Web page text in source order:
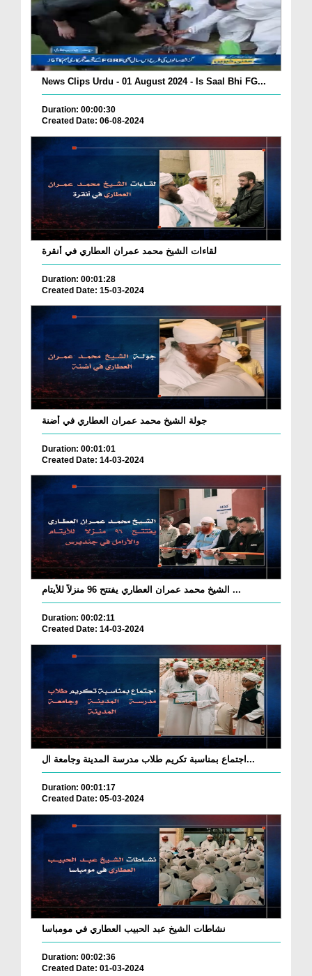
News Clips Urdu - 01 August 2024 - Is Saal Bhi FG...
Duration: 00:00:30
Created Date: 06-08-2024
لقاءات الشيخ محمد عمران العطاري في أنقرة
Duration: 00:01:28
Created Date: 15-03-2024
جولة الشيخ محمد عمران العطاري في أضنة
Duration: 00:01:01
Created Date: 14-03-2024
الشيخ محمد عمران العطاري يفتتح 96 منزلاً للأيتام ...
Duration: 00:02:11
Created Date: 14-03-2024
اجتماع بمناسبة تكريم طلاب مدرسة المدينة وجامعة ال...
Duration: 00:01:17
Created Date: 05-03-2024
نشاطات الشيخ عبد الحبيب العطاري في مومباسا
Duration: 00:02:36
Created Date: 01-03-2024